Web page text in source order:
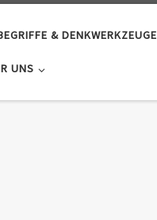
& DENKWERKZEUGE
UNS